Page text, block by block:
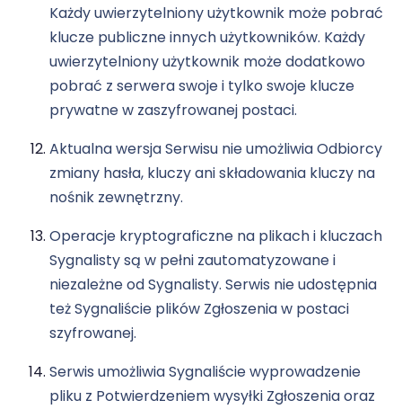
Każdy uwierzytelniony użytkownik może pobrać
klucze publiczne innych użytkowników. Każdy
uwierzytelniony użytkownik może dodatkowo
pobrać z serwera swoje i tylko swoje klucze
prywatne w zaszyfrowanej postaci.
Aktualna wersja Serwisu nie umożliwia Odbiorcy
zmiany hasła, kluczy ani składowania kluczy na
nośnik zewnętrzny.
Operacje kryptograficzne na plikach i kluczach
Sygnalisty są w pełni zautomatyzowane i
niezależne od Sygnalisty. Serwis nie udostępnia
też Sygnaliście plików Zgłoszenia w postaci
szyfrowanej.
Serwis umożliwia Sygnaliście wyprowadzenie
pliku z Potwierdzeniem wysyłki Zgłoszenia oraz